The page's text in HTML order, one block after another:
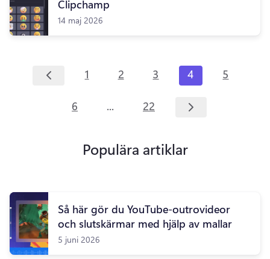
Clipchamp
14 maj 2026
1 2 3 4 5
6 ... 22
Populära artiklar
Så här gör du YouTube-outrovideor
och slutskärmar med hjälp av mallar
5 juni 2026